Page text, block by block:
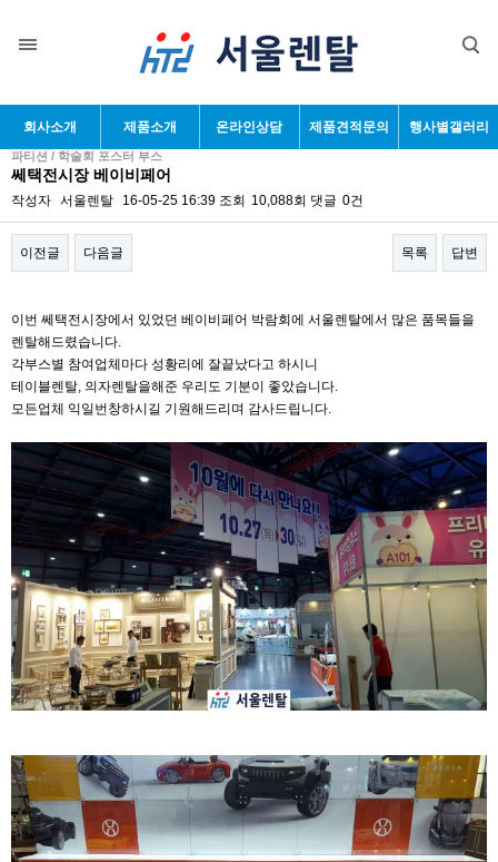
회사소개 제품소개 온라인상담 제품견적문의 행사별갤러리
파티션 / 학술회 포스터 부스
쎄택전시장 베이비페어
작성자 서울렌탈 16-05-25 16:39 조회 10,088회 댓글 0건
이전글 다음글 목록 답변
이번 쎄택전시장에서 있었던 베이비페어 박람회에 서울렌탈에서 많은 품목들을
렌탈해드렸습니다.
각부스별 참여업체마다 성황리에 잘끝났다고 하시니
테이블렌탈, 의자렌탈을해준 우리도 기분이 좋았습니다.
모든업체 익일번창하시길 기원해드리며 감사드립니다.